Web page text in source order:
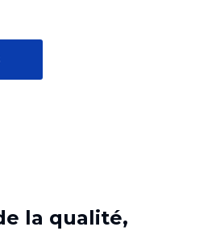
la qualité,